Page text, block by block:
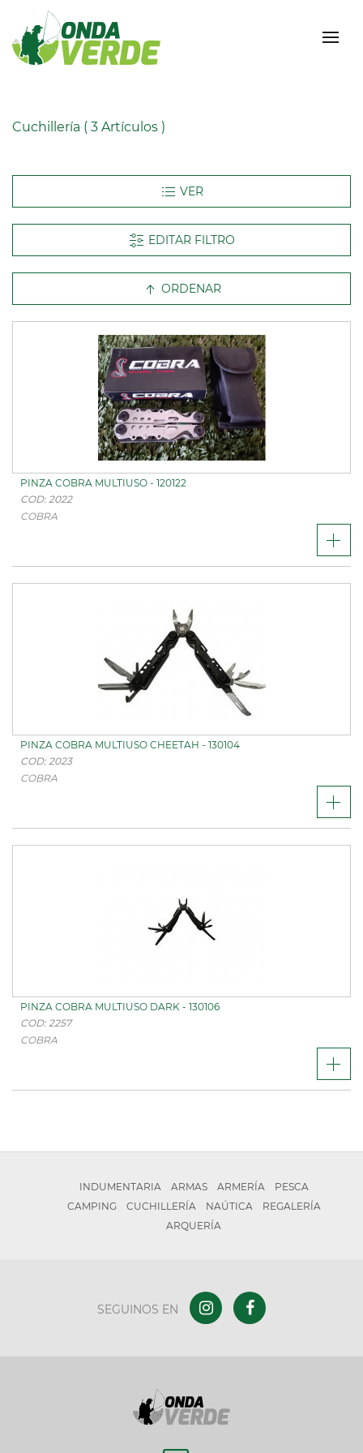
Cuchillería ( 3 Artículos )
EDITAR FILTRO
ORDENAR
PINZA COBRA MULTIUSO - 120122
COD: 2022
COBRA
PINZA COBRA MULTIUSO CHEETAH - 130104
COD: 2023
COBRA
PINZA COBRA MULTIUSO DARK - 130106
COD: 2257
COBRA
INDUMENTARIA ARMAS ARMERÍA
PESCA
CAMPING
CUCHILLERÍA NAÚTICA
REGALERÍA
ARQUERÍA
SEGUINOS EN